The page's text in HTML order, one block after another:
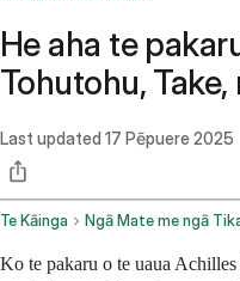
He aha te
Tohutohu,
Last updated 17 Pēpuere 2025
Te Kāinga Ngā Mate me ngā
Ko te pakaru o te uaua